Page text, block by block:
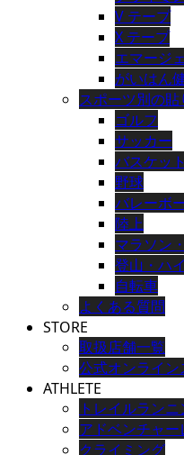
V テープ
X テープ
エマージ
がいはん
スポーツ別の貼
ゴルフ
サッカー
バスケッ
野球
バレーボ
陸上
マラソン
登山・ハ
自転車
よくある質問
STORE
取扱店舗一覧
公式オンライン
ATHLETE
トレイルラン
アドベンチャー
クライミング